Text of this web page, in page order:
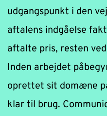
udgangspunkt i den
aftalens indgåelse
aftalte pris, resten
Inden arbejdet
oprettet sit domæne
klar til brug.